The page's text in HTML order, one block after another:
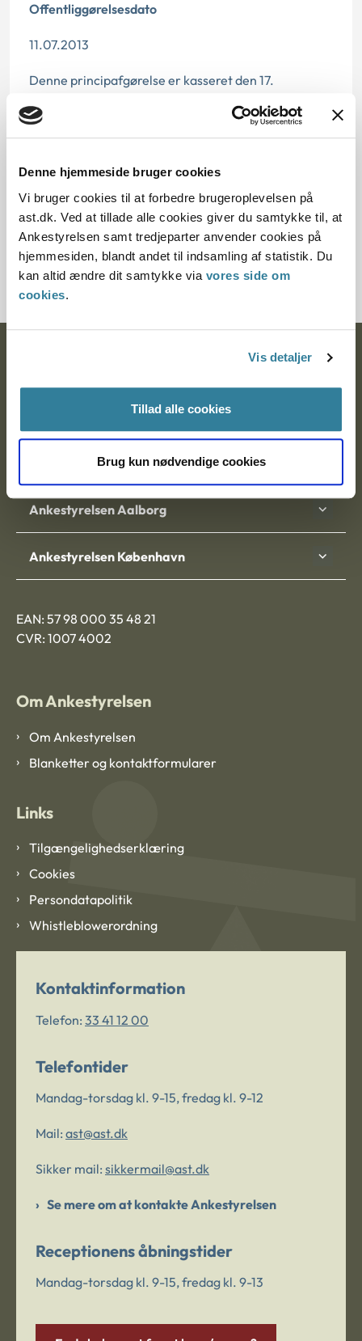
Denne hjemmeside bruger cookies
Vi bruger cookies til at forbedre brugeroplevelsen på
ast.dk. Ved at tillade alle cookies giver du samtykke til, at
Ankestyrelsen samt tredjeparter anvender cookies på
hjemmesiden, blandt andet til indsamling af statistik. Du
kan altid ændre dit samtykke via vores side om
cookies.
Vis detaljer
Tillad alle cookies
Brug kun nødvendige cookies
Offentliggørelsesdato
11.07.2013
Denne principafgørelse er kasseret den 17.
principafgørelse 60-18.
§ 76 § 141 § 111 § 71
Journalnummer
3500235-06
Postadresse:
Nytorv 7, 2. sal
9000 Aalborg
Ankestyrelsen Aalborg
Ankestyrelsen København
EAN: 57 98 000 35 48 21
CVR: 1007 4002
Om Ankestyrelsen
Om Ankestyrelsen
Blanketter og kontaktformularer
Links
Tilgængelighedserklæring
Cookies
Persondatapolitik
Whistleblowerordning
Kontaktinformation
Telefon: 33 41 12 00
Telefontider
Mandag-torsdag kl. 9-15, fredag kl. 9-12
Mail: ast@ast.dk
Sikker mail: sikkermail@ast.dk
Se mere om at kontakte Ankestyrelsen
Receptionens åbningstider
Mandag-torsdag kl. 9-15, fredag kl. 9-13